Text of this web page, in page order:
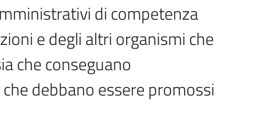
di competenza
e degli altri organismi che
che conseguano
debbano essere promossi